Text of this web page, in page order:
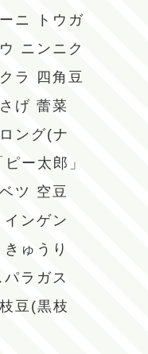
ニ
トウガ
ニンニク
ラ
四角豆
げ 蕾菜
ング(ナ
ー太郎」
ツ 空豆
インゲン
きゅうり
パラガス
豆(黒枝